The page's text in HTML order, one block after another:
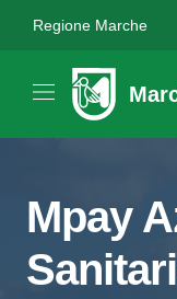
Regione Marche
Mpay